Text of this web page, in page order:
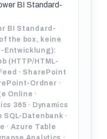
BI Standard-
BI Standard-
the box, keine
Entwicklung):
(HTTP/HTML-
· SharePoint
Ordner ·
Online ·
365 · Dynamics
SQL-Datenbank ·
· Azure Table